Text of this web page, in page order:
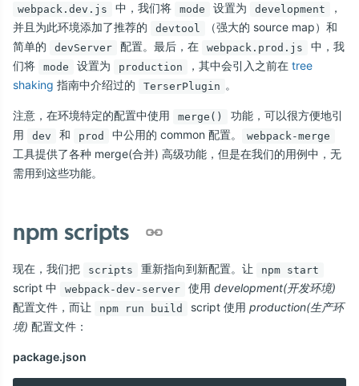
webpack.dev.js 中，我们将 mode 设置为 development
，
并且为此环境添加了推荐的
devtool
（强大的 source map）和
简单的
devServer 配置。最后，在 webpack.prod.js
中，我
们将
mode 设置为 production ，其中会引入之前在 tree
shaking 指南中介绍过的 TerserPlugin 。
注意，在环境特定的配置中使用 merge()
功能，可以很方便地引
用
dev 和 prod 中公用的 common 配置。 webpack-merge
工具提供了各种 merge(合并) 高级功能，但是在我们的用例中，无
需用到这些功能。
npm scripts
现在，我们把 scripts 重新指向到新配置。让 npm start
script 中 webpack-dev-server 使用 development(开发环境)
配置文件，而让
npm run build script 使用 production(生产环
境) 配置文件：
package.json